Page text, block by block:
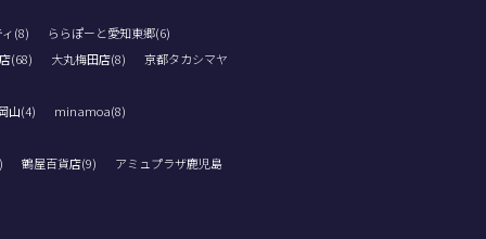
(8)
ららぽーと愛知東郷(6)
(68)
大丸梅田店(8) 京都タカシマヤ
山(4) minamoa(8)
鶴屋百貨店(9) アミュプラザ鹿児島